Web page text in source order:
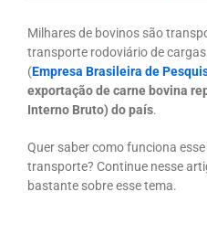
Milhares de bovinos são
transporte rodoviário de
(Empresa Brasileira de
exportação de carne bovina
Interno Bruto) do país.
Quer saber como funciona
transporte? Continue nesse
bastante sobre esse tema.